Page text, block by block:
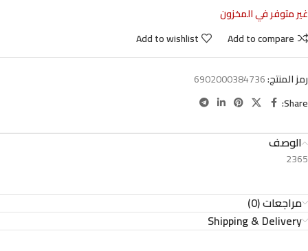
غير متوفر في المخزون
Add to compare
Add to wishlist
رمز المنتج:6902000384736
Share:
الوصف
2365
مراجعات (0)
Shipping & Delivery